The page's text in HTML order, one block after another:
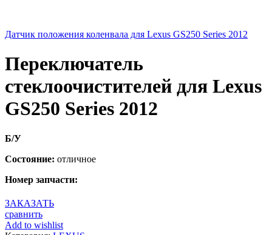
Датчик положения коленвала для Lexus GS250 Series 2012
Переключатель
стеклоочистителей для Lexus
GS250 Series 2012
Б/У
Состояние: отличное
Номер запчасти:
ЗАКАЗАТЬ
сравнить
Add to wishlist